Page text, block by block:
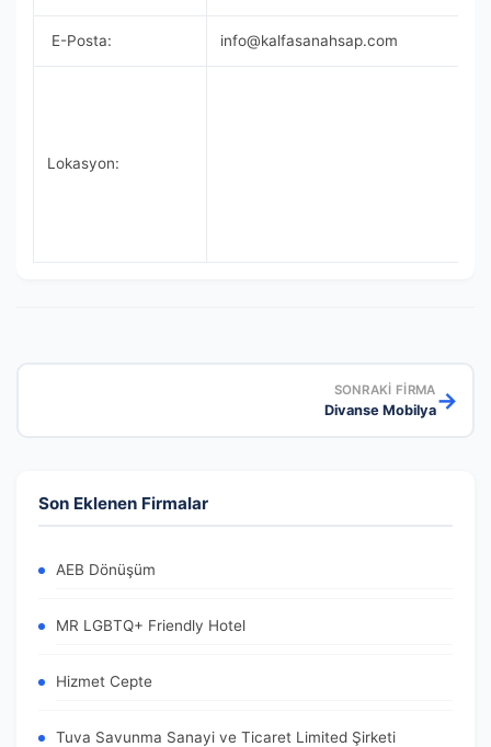
E-Posta: info@kalfasanahsap.com
Lokasyon:
SONRAKI FIRMA
Divanse Mobilya→
Son Eklenen Firmalar
AEB Dönüşüm
MR LGBTQ+ Friendly Hotel
Hizmet Cepte
Tuva Savunma Sanayi ve Ticaret Limited Şirketi